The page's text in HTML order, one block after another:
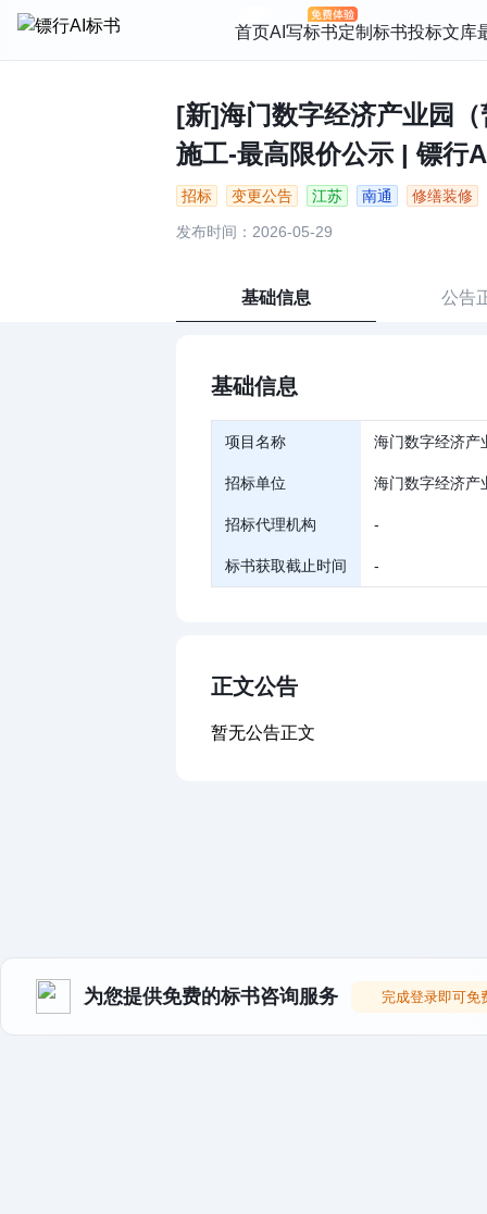
首页AI写标书定制标书投标文库
[新]海门数字经济产业园
施工-最高限价公示 | 镖行
招标 变更公告 江苏 南通 修缮装修
发布时间：2026-05-29
基础信息 公告
基础信息
项目名称 海门数字经济产
招标单位 海门数字经济产
招标代理机构 -
标书获取截止时间 -
正文公告
暂无公告正文
为您提供免费的标书咨询服务 完成登录即可免